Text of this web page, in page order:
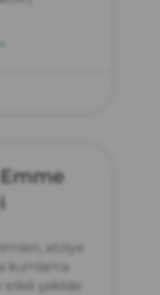
atölye
kumlama
etkili şekilde